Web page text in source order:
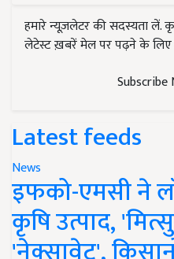
हमारे न्यूज़लेटर की सदस्यता लें.
लेटेस्ट ख़बरें मेल पर पढ़ने के लिए
Latest feeds
News
इफको-एमसी ने
कृषि उत्पाद,